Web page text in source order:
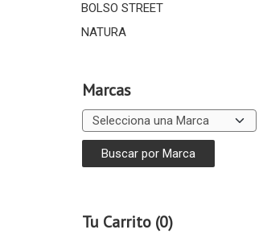
BOLSO STREET
NATURA
Marcas
Tu Carrito (0)